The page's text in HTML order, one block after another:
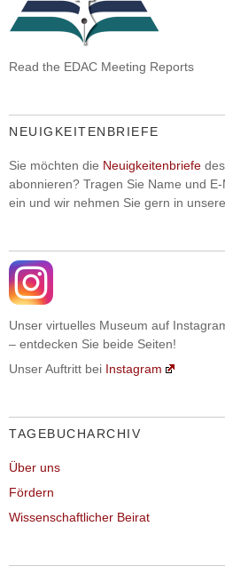
Read the EDAC Meeting Reports
NEUIGKEITENBRIEFE
Sie möchten die Neuigkeitenbriefe
abonnieren? Tragen Sie Name und
ein und wir nehmen Sie gern in
Unser virtuelles Museum auf
– entdecken Sie beide Seiten!
Unser Auftritt bei Instagram
TAGEBUCHARCHIV
Über uns
Fördern
Wissenschaftlicher Beirat